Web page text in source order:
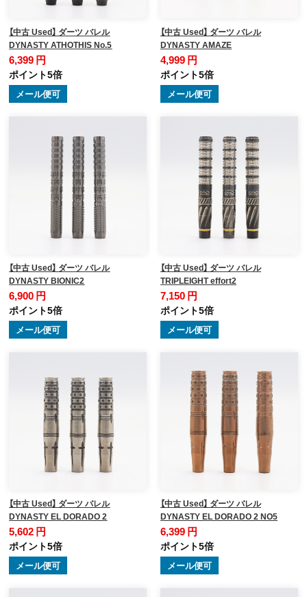
【中古 Used】 ダーツ バレル
DYNASTY ATHOTHIS No.5
6,399 円
ポイント5倍
メール便可
【中古 Used】 ダーツ バレル
DYNASTY AMAZE
4,999 円
ポイント5倍
メール便可
【中古 Used】 ダーツ バレル
DYNASTY BIONIC2
6,900 円
ポイント5倍
メール便可
【中古 Used】 ダーツ バレル
TRIPLEIGHT effort2
7,150 円
ポイント5倍
メール便可
【中古 Used】 ダーツ バレル
DYNASTY EL DORADO 2
5,602 円
ポイント5倍
メール便可
【中古 Used】 ダーツ バレル
DYNASTY EL DORADO 2 NO5
6,399 円
ポイント5倍
メール便可